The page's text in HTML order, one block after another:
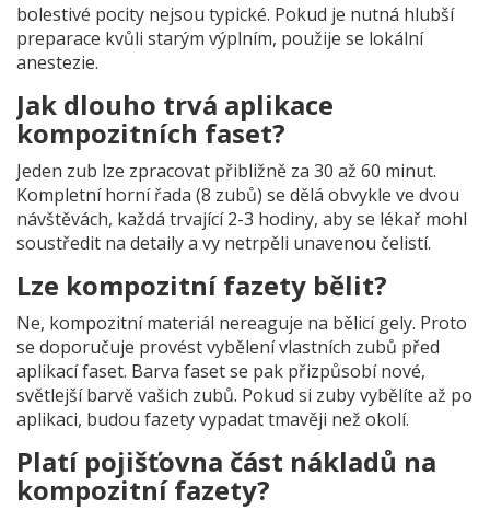
bolestivé pocity nejsou typické. Pokud je nutná hlubší
preparace kvůli starým výplním, použije se lokální
anestezie.
Jak dlouho trvá aplikace
kompozitních faset?
Jeden zub lze zpracovat přibližně za 30 až 60 minut.
Kompletní horní řada (8 zubů) se dělá obvykle ve dvou
návštěvách, každá trvající 2-3 hodiny, aby se lékař mohl
soustředit na detaily a vy netrpěli unavenou čelistí.
Lze kompozitní fazety bělit?
Ne, kompozitní materiál nereaguje na bělicí gely. Proto
se doporučuje provést vybělení vlastních zubů před
aplikací faset. Barva faset se pak přizpůsobí nové,
světlejší barvě vašich zubů. Pokud si zuby vybělíte až po
aplikaci, budou fazety vypadat tmavěji než okolí.
Platí pojišťovna část nákladů na
kompozitní fazety?